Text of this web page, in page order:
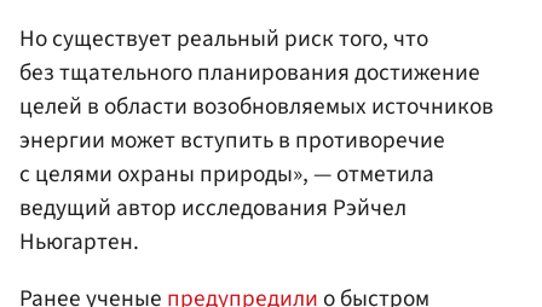
Но существует реальный риск того, что
без тщательного планирования достижение
целей в области возобновляемых источников
энергии может вступить в противоречие
с целями охраны природы», — отметила
ведущий автор исследования Рэйчел
Ньюгартен.
Ранее ученыепредупредилио быстром